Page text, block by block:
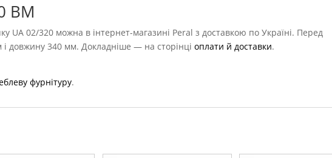
BM
UA 02/320 можна в інтернет-магазині Peral з доставкою по Україні. Перед
довжину 340 мм. Докладніше — на сторінціоплати й доставки.
фурнітуру.